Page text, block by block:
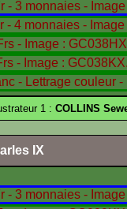
1 : COLLINS
IX